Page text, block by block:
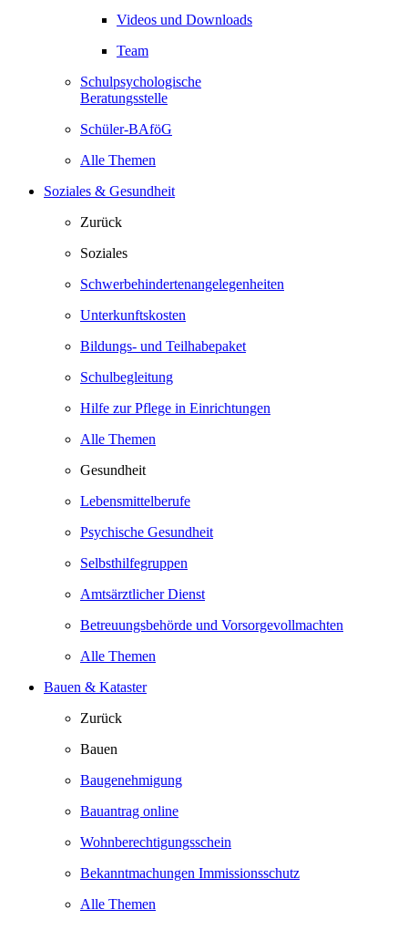
Videos und Downloads
Team
Schulpsychologische
Beratungsstelle
Schüler-BAföG
Alle Themen
Soziales & Gesundheit
Zurück
Soziales
Schwerbehindertenangelegenheiten
Unterkunftskosten
Bildungs- und Teilhabepaket
Schulbegleitung
Hilfe zur Pflege in Einrichtungen
Alle Themen
Gesundheit
Lebensmittelberufe
Psychische Gesundheit
Selbsthilfegruppen
Amtsärztlicher Dienst
Betreuungsbehörde und Vorsorgevollmachten
Alle Themen
Bauen & Kataster
Zurück
Bauen
Baugenehmigung
Bauantrag online
Wohnberechtigungsschein
Bekanntmachungen Immissionsschutz
Alle Themen